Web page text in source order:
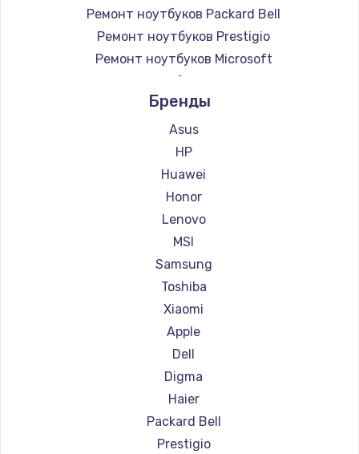
Ремонт ноутбуков Packard Bell
Ремонт ноутбуков Prestigio
Ремонт ноутбуков Microsoft
Ремонт ноутбуков Alienware
Ремонт ноутбуков Aquarius
Ремонт ноутбуков Gigabyte
Ремонт ноутбуков Aorus
Ремонт ноутбуков Maibenben
Ремонт ноутбуков Getac
Ремонт ноутбуков Epson
Ремонт ноутбуков Philips
Ремонт ноутбуков LG
Ремонт ноутбуков Panasonic
Ремонт ноутбуков Irbis
Ремонт ноутбуков Thunderobot
Ремонт ноутбуков Hasee
Ремонт ноутбуков ZTE
Ремонт ноутбуков Hiper
Ремонт ноутбуков Evga
Ремонт ноутбуков Google
Бренды
Asus
HP
Huawei
Honor
Lenovo
MSI
Samsung
Toshiba
Xiaomi
Apple
Dell
Digma
Haier
Packard Bell
Prestigio